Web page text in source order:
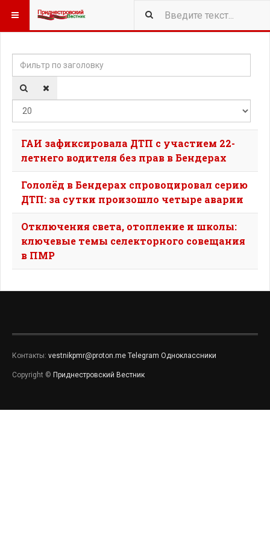
Фильтр по заголовку
ГАИ зафиксировала ДТП с участием 22-
летнего водителя без прав в Бендерах
Гололёд в Бендерах спровоцировал серию
ДТП: за сутки произошло четыре аварии
Отключения света, отопление и школы:
ключевые темы селекторного совещания
в ПМР
Контакты: vestnikpmr@proton.me Telegram Одноклассники
Copyright © Приднестровский Вестник